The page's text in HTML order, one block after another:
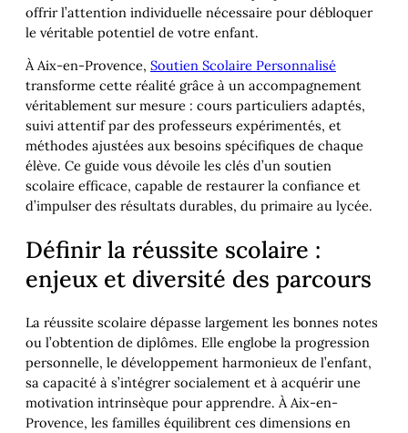
offrir l’attention individuelle nécessaire pour débloquer
le véritable potentiel de votre enfant.
À Aix-en-Provence, Soutien Scolaire Personnalisé
transforme cette réalité grâce à un accompagnement
véritablement sur mesure : cours particuliers adaptés,
suivi attentif par des professeurs expérimentés, et
méthodes ajustées aux besoins spécifiques de chaque
élève. Ce guide vous dévoile les clés d’un soutien
scolaire efficace, capable de restaurer la confiance et
d’impulser des résultats durables, du primaire au lycée.
Définir la réussite scolaire :
enjeux et diversité des parcours
La réussite scolaire dépasse largement les bonnes notes
ou l’obtention de diplômes. Elle englobe la progression
personnelle, le développement harmonieux de l’enfant,
sa capacité à s’intégrer socialement et à acquérir une
motivation intrinsèque pour apprendre. À Aix-en-
Provence, les familles équilibrent ces dimensions en